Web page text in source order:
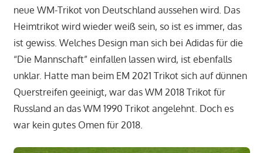
neue WM-Trikot von Deutschland aussehen wird. Das
Heimtrikot wird wieder weiß sein, so ist es immer, das
ist gewiss. Welches Design man sich bei Adidas für die
“Die Mannschaft” einfallen lassen wird, ist ebenfalls
unklar. Hatte man beim EM 2021 Trikot sich auf dünnen
Querstreifen geeinigt, war das WM 2018 Trikot für
Russland an das WM 1990 Trikot angelehnt. Doch es
war kein gutes Omen für 2018.